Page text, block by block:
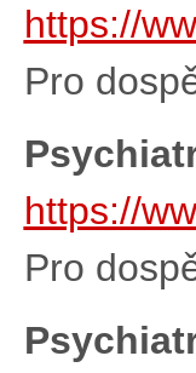
https://
Pro
https://
Pro